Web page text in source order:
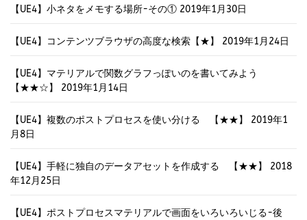
【UE4】小ネタをメモする場所-その① 2019年1月30日
【UE4】コンテンツブラウザの高度な検索【★】 2019年1月24日
【UE4】マテリアルで関数グラフっぽいのを書いてみよう
【★★☆】
2019年1月14日
【UE4】複数のポストプロセスを使い分ける 【★★】
2019年1
月8日
【UE4】手軽に独自のデータアセットを作成する 【★★】
2018
年12月25日
【UE4】ポストプロセスマテリアルで画面をいろいろいじる-後